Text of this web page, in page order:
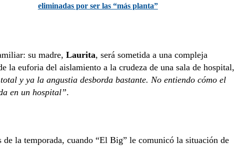
eliminadas por ser las “más planta”
su madre, Laurita, será sometida a una compleja
la euforia del aislamiento a la crudeza de una sala de hospital,
y ya la angustia desborda bastante. No entiendo cómo el
en un hospital”.
la temporada, cuando “El Big” le comunicó la situación de